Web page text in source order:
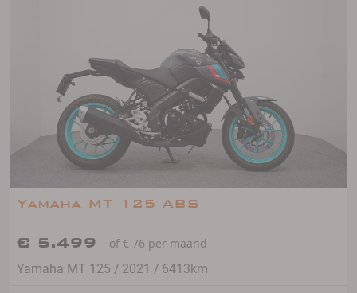
Yamaha MT 125 ABS
€ 5.499
of € 76 per maand
Yamaha MT 125 / 2021 / 6413km